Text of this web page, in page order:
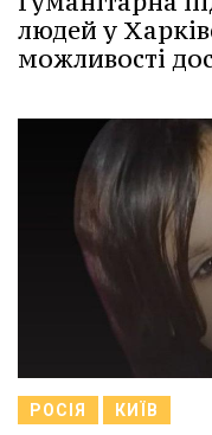
людей у
можливості
РОСІЯ КИЇВ